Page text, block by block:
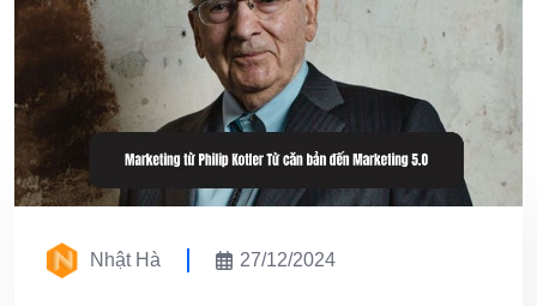
Nhật Hà 27/12/2024